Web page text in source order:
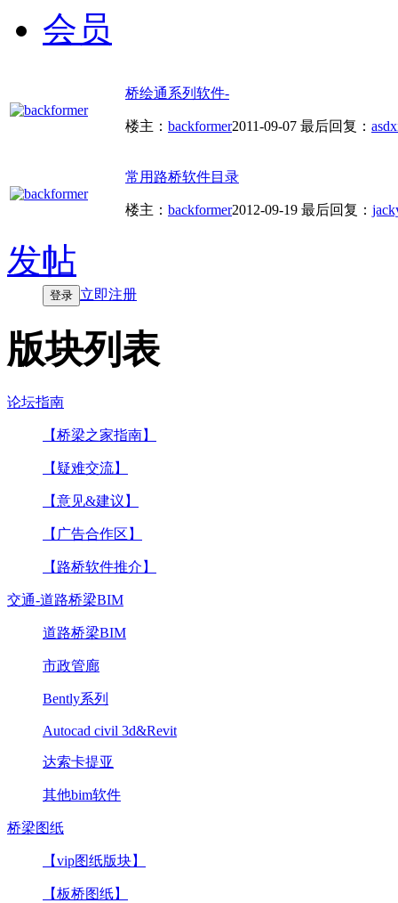
会员
桥绘通系列软件-
楼主： backformer2011-09-07 最后回复：
常用路桥软件目录
楼主： backformer2012-09-19 最后回复：
发帖
登录 立即注册
版块列表
论坛指南
【桥梁之家指南】
【疑难交流】
【意见&建议】
【广告合作区】
【路桥软件推介】
交通-道路桥梁BIM
道路桥梁BIM
市政管廊
Bently系列
Autocad civil 3d&Revit
达索卡提亚
其他bim软件
桥梁图纸
【vip图纸版块】
【板桥图纸】